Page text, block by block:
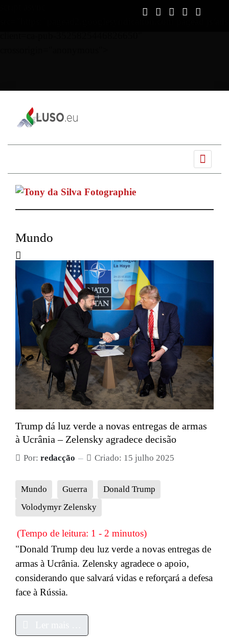
Mundo
Trump dá luz verde a novas entregas de armas
à Ucrânia – Zelensky agradece decisão
Por: redacção Criado: 15 julho 2025
Mundo Guerra
Donald Trump
Volodymyr Zelensky
(Tempo de leitura: 1 - 2 minutos)
"Donald Trump deu luz verde a novas entregas de
armas à Ucrânia. Zelensky agradece o apoio,
considerando que salvará vidas e reforçará a defesa
face à Rússia.